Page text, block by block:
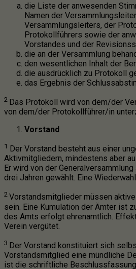
die Liste der anwesenden
Namen der
Versammlungsleiters, der
Protokollführers sowie der
Vorstandes und der
die an der Versammlung
den wesentlichen Inhalt der
die ausdrücklich zu Protokoll
das Ergebnis der
2 Das Protokoll wird von dem/der
von dem/der Protokollführer/in
Vorstand
1 Der Vorstand besteht aus einer
Aktivmitgliedern, mindestens aber
Er wird von der
drei Jahren gewählt. Eine
2 Vorstandsmitglieder müssen
sein. Eine Kumulation der Ämter ist
des Amts erfolgt ehrenamtlich.
Verein vergütet.
3 Der Vorstand konstituiert sich
Vorstandsmitglied eine mündliche
ist die schriftliche